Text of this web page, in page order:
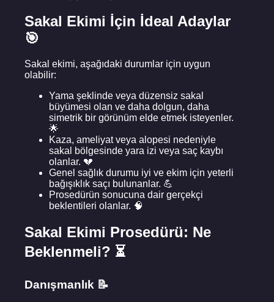
Sakal Ekimi İçin İdeal Adaylar
🎯
Sakal ekimi, aşağıdaki durumlar için uygun
olabilir:
Yama şeklinde veya düzensiz sakal
büyümesi olan ve daha dolgun, daha
simetrik bir görünüm elde etmek isteyenler.
🌟
Kaza, ameliyat veya alopesi nedeniyle
sakal bölgesinde yara izi veya saç kaybı
olanlar. 💔
Genel sağlık durumu iyi ve ekim için yeterli
bağışıklık saçı bulunanlar. 💪
Prosedürün sonucuna dair gerçekçi
beklentileri olanlar. 🧠
Sakal Ekimi Prosedürü: Ne
Beklenmeli? ⏳
Danışmanlık 📝